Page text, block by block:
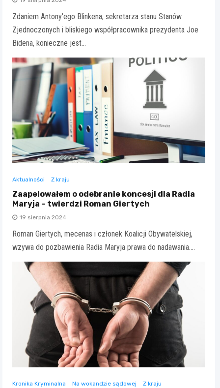
Zdaniem Antony'ego Blinkena, sekretarza stanu Stanów
Zjednoczonych i bliskiego współpracownika prezydenta Joe
Bidena, konieczne jest…
Aktualności Z kraju
Zaapelowałem o odebranie koncesji dla Radia
Maryja – twierdzi Roman Giertych
19 sierpnia 2024
Roman Giertych, mecenas i członek Koalicji Obywatelskiej,
wzywa do pozbawienia Radia Maryja prawa do nadawania.…
Kronika Kryminalna Na wokandzie sądowej Z kraju